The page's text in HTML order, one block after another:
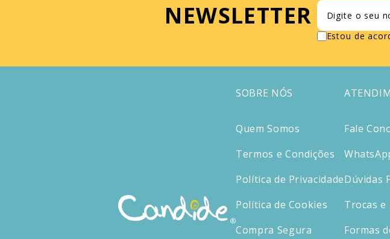
NEWSLETTER
Estou de
SOBRE NÓS
Quem Somos
Termos e Condições
Política de Privacidade
Política de Cookies
Compra Segura
Fale
Dúvidas
Trocas e
Formas